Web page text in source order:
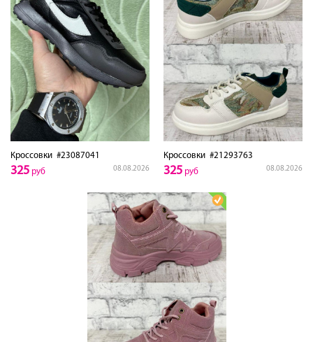
Кроссовки #23087041
08.08.2026
325 руб
Кроссовки #21293763
08.08.2026
325 руб